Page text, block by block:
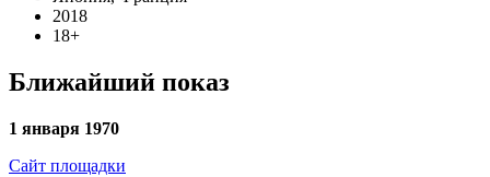
2018
18+
Ближайший показ
1 января 1970
Сайт площадки